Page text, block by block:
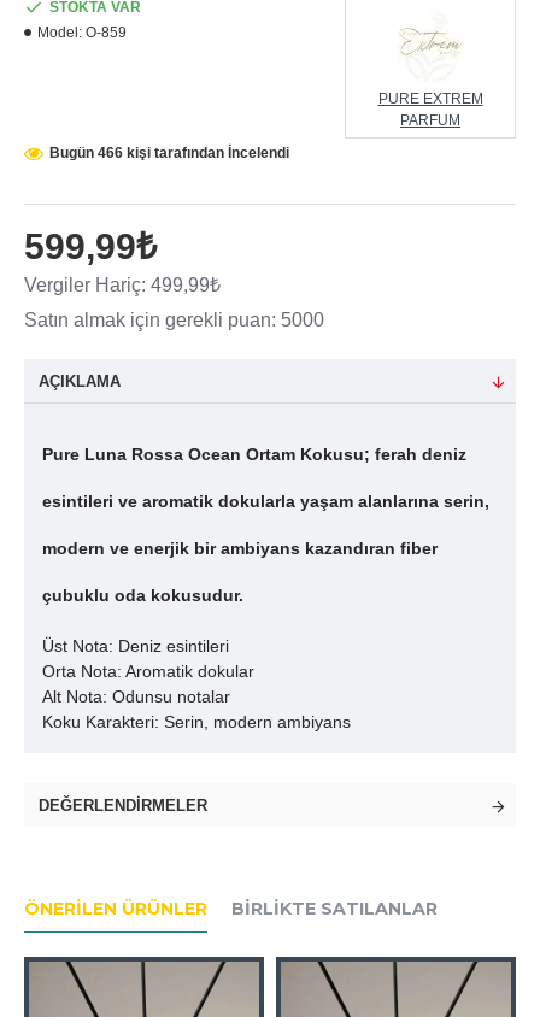
599,99₺
Vergiler Hariç: 499,99₺
Satın almak için gerekli puan: 5000
STOKTA VAR
Model: O-859
PURE EXTREM
PARFUM
Bugün 466 kişi tarafından İncelendi
AÇIKLAMA
Pure Luna Rossa Ocean Ortam Kokusu; ferah deniz
esintileri ve aromatik dokularla yaşam alanlarına serin,
modern ve enerjik bir ambiyans kazandıran fiber
çubuklu oda kokusudur.
Üst Nota: Deniz esintileri
Orta Nota: Aromatik dokular
Alt Nota: Odunsu notalar
Koku Karakteri: Serin, modern ambiyans
DEĞERLENDIRMELER
ÖNERILEN ÜRÜNLER BIRLIKTE SATILANLAR